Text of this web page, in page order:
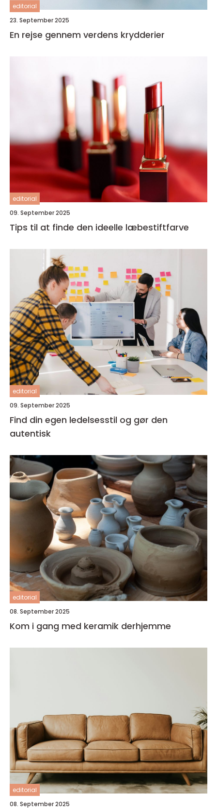
editorial
23. September 2025
En rejse gennem verdens krydderier
editorial
09. September 2025
Tips til at finde den ideelle læbestiftfarve
editorial
09. September 2025
Find din egen ledelsesstil og gør den
autentisk
editorial
08. September 2025
Kom i gang med keramik derhjemme
editorial
08. September 2025